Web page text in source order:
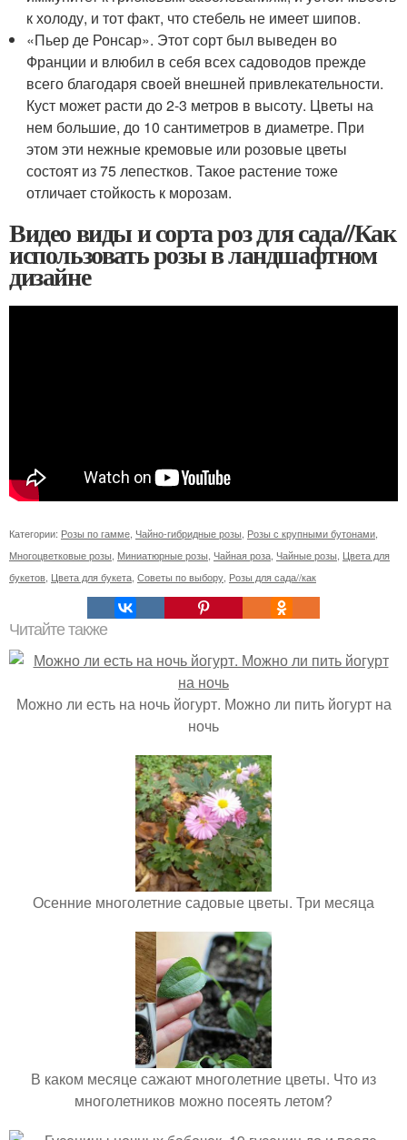
к холоду, и тот факт, что стебель не имеет шипов.
«Пьер де Ронсар». Этот сорт был выведен во
Франции и влюбил в себя всех садоводов прежде
всего благодаря своей внешней привлекательности.
Куст может расти до 2-3 метров в высоту. Цветы на
нем большие, до 10 сантиметров в диаметре. При
этом эти нежные кремовые или розовые цветы
состоят из 75 лепестков. Такое растение тоже
отличает стойкость к морозам.
Видео виды и сорта роз для сада//Как
использовать розы в ландшафтном
дизайне
Категории: Розы по гамме Чайно-гибридные розы Розы с крупными бутонами
Многоцветковые розы Миниатюрные розы Чайная роза Чайные розы Цвета для
букетов Цвета для букета Советы по выбору Розы для сада//как
Читайте также
Можно ли есть на ночь йогурт. Можно ли пить йогурт на
ночь
Осенние многолетние садовые цветы. Три месяца
В каком месяце сажают многолетние цветы. Что из
многолетников можно посеять летом?